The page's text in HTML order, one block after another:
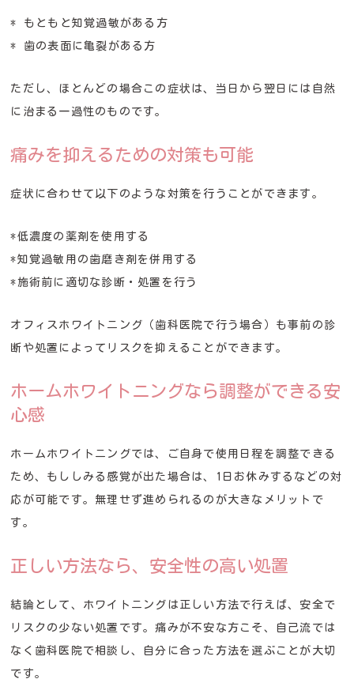
* もともと知覚過敏がある方
* 歯の表面に亀裂がある方
ただし、ほとんどの場合この症状は、当日から翌日には自然
に治まる一過性のものです。
痛みを抑えるための対策も可能
症状に合わせて以下のような対策を行うことができます。
*低濃度の薬剤を使用する
*知覚過敏用の歯磨き剤を併用する
*施術前に適切な診断・処置を行う
オフィスホワイトニング（歯科医院で行う場合）も事前の診
断や処置によってリスクを抑えることができます。
ホームホワイトニングなら調整ができる安
心感
ホームホワイトニングでは、ご自身で使用日程を調整できる
ため、もししみる感覚が出た場合は、1日お休みするなどの対
応が可能です。無理せず進められるのが大きなメリットで
す。
正しい方法なら、安全性の高い処置
結論として、ホワイトニングは正しい方法で行えば、安全で
リスクの少ない処置です。痛みが不安な方こそ、自己流では
なく歯科医院で相談し、自分に合った方法を選ぶことが大切
です。